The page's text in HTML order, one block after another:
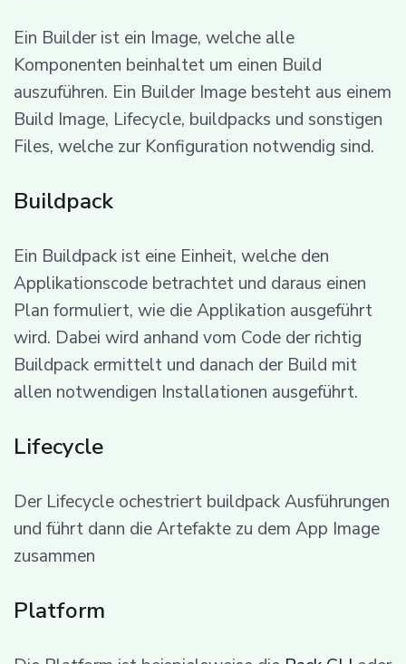
Ein Builder ist ein Image, welche alle
Komponenten beinhaltet um einen Build
auszuführen. Ein Builder Image besteht aus einem
Build Image, Lifecycle, buildpacks und sonstigen
Files, welche zur Konfiguration notwendig sind.
Buildpack
Ein Buildpack ist eine Einheit, welche den
Applikationscode betrachtet und daraus einen
Plan formuliert, wie die Applikation ausgeführt
wird. Dabei wird anhand vom Code der richtig
Buildpack ermittelt und danach der Build mit
allen notwendigen Installationen ausgeführt.
Lifecycle
Der Lifecycle ochestriert buildpack Ausführungen
und führt dann die Artefakte zu dem App Image
zusammen
Platform